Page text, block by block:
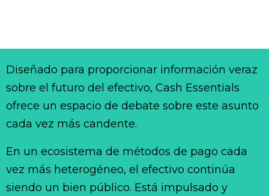
Diseñado para proporcionar información veraz
sobre el futuro del efectivo, Cash Essentials
ofrece un espacio de debate sobre este asunto
cada vez más candente.
En un ecosistema de métodos de pago cada
vez más heterogéneo, el efectivo continúa
siendo un bien público. Está impulsado y